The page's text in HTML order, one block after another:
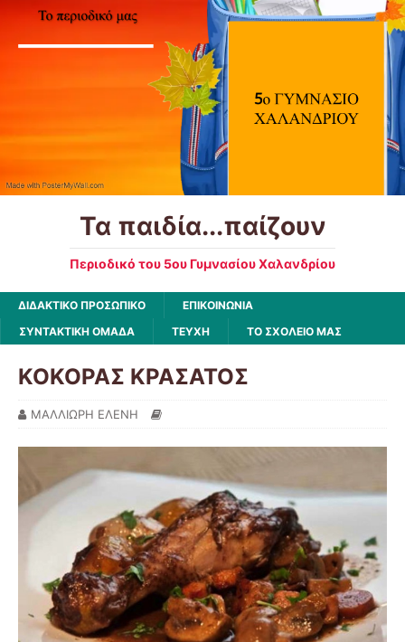
Τα παιδία...παίζουν
Περιοδικό του 5ου Γυμνασίου Χαλανδρίου
ΔΙΔΑΚΤΙΚΟ ΠΡΟΣΩΠΙΚΟ
ΕΠΙΚΟΙΝΩΝΙΑ
ΣΥΝΤΑΚΤΙΚΗ ΟΜΑΔΑ
ΤΕΥΧΗ ΤΟ ΣΧΟΛΕΙΟ ΜΑΣ
ΚΟΚΟΡΑΣ ΚΡΑΣΑΤΟΣ
ΜΑΛΛΙΩΡΗ ΕΛΕΝΗ